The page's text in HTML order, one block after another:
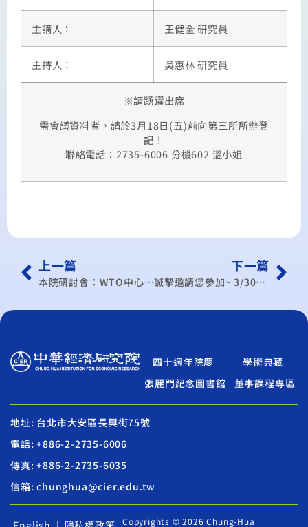
主講人： 王健全 研究員
主持人： 吳惠林 研究員
※請踴躍出席
需會議資料者，請於3月18日(五)前向第三所所辦登
記！
聯絡電話：2735-6006 分機602 溫小姐
上一篇
本院研討會：WTO中心學術研討會(100年/3月)
下一篇
誠摯邀請您參加~ 3/30「兩岸投資新趨勢及新商機」研討會
四十週年院慶
學術典藏
張麗門紀念圖書館
董事課程專區
地址: 台北市大安區長興街75號
電話: +886-2-2735-6006
傳真: +886-2-2735-6035
信箱: chunghua@cier.edu.tw
Copyrights © 2026 Chung-Hua